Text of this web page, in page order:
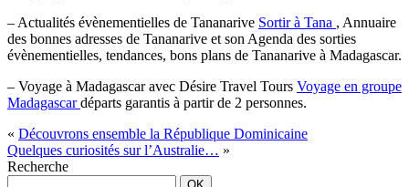
– Actualités évènementielles de Tananarive Sortir à Tana , Annuaire
des bonnes adresses de Tananarive et son Agenda des sorties
évènementielles, tendances, bons plans de Tananarive à Madagascar.
– Voyage à Madagascar avec Désire Travel Tours Voyage en groupe
Madagascardéparts garantis à partir de 2 personnes.
« Découvrons ensemble la République Dominicaine
Quelques curiosités sur l’Australie… »
Recherche